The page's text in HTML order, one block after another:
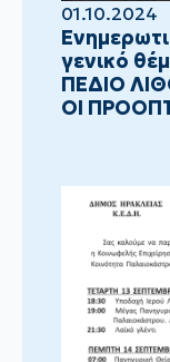
01.10.2024
γενικό
ΠΕΔΙΟ
ΟΙ